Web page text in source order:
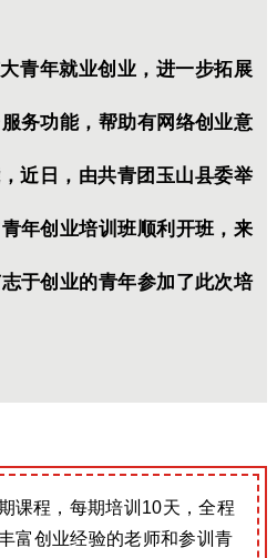
青年就业创业，进一步拓展
务功能，帮助有网络创业意
近日，由共青团玉山县委举
年创业培训班顺利开班，来
于创业的青年参加了此次培
课程，每期培训10天，全程
富创业经验的老师和参训青